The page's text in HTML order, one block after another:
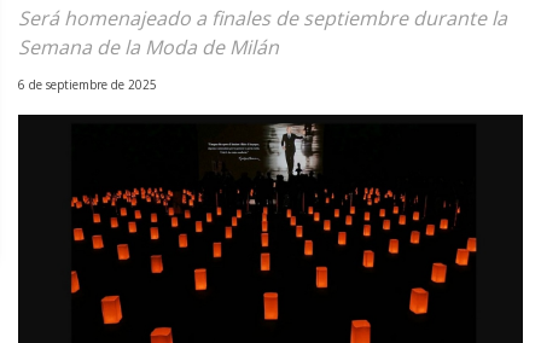
Será homenajeado a finales de septiembre durante la
Semana de la Moda de Milán
6 de septiembre de 2025